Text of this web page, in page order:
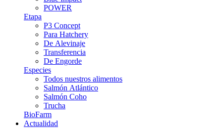
POWER
Etapa
P3 Concept
Para Hatchery
De Alevinaje
Transferencia
De Engorde
Especies
Todos nuestros alimentos
Salmón Atlántico
Salmón Coho
Trucha
BioFarm
Actualidad